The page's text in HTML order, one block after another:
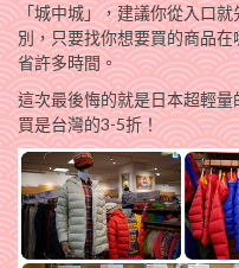
「城中城」，建議你從入口
別，只要找你想要買的商品
省許多時間。
這次最後悔的就是日本超輕量
買是台灣的3-5折！